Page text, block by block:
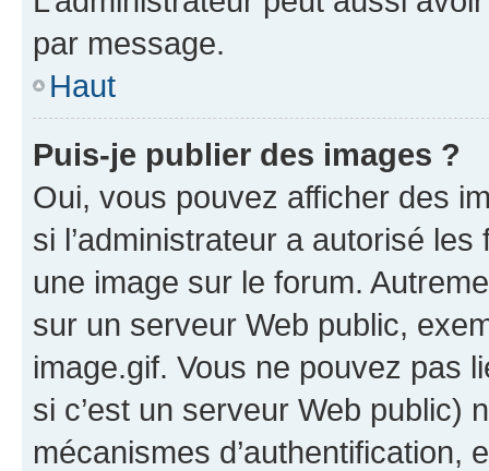
par message.
Haut
Puis-je publier des images ?
Oui, vous pouvez afficher des
si l’administrateur a autorisé
une image sur le forum.
sur un serveur Web public,
image.gif. Vous ne pouvez pas
si c’est un serveur Web public)
mécanismes d’authentification,